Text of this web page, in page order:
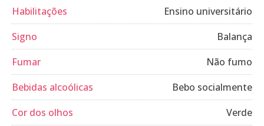
Habilitações
Ensino universitário
Signo
Balança
Fumar
Não fumo
Bebidas alcoólicas
Bebo socialmente
Cor dos olhos
Verde